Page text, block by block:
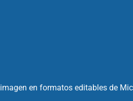
en formatos editables de